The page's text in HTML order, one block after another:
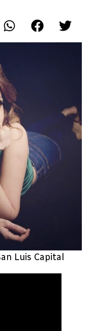
Luis Capital